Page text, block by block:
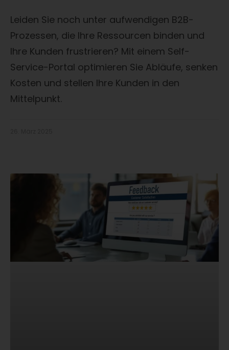
Leiden Sie noch unter aufwendigen B2B-
Prozessen, die Ihre Ressourcen binden und
Ihre Kunden frustrieren? Mit einem Self-
Service-Portal optimieren Sie Abläufe, senken
Kosten und stellen Ihre Kunden in den
Mittelpunkt.